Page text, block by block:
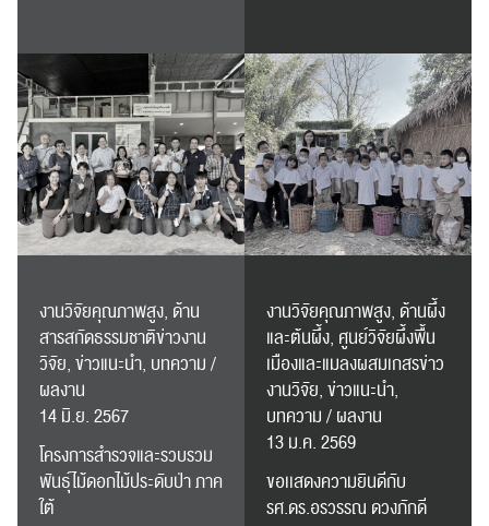
งานวิจัยคุณภาพสูง, ด้าน
สารสกัดธรรมชาติข่าวงาน
วิจัย, ข่าวแนะนำ, บทความ /
ผลงาน
14 มิ.ย. 2567
โครงการสำรวจและรวบรวม
พันธุ์ไม้ดอกไม้ประดับป่า ภาค
ใต้
งานวิจัยคุณภาพสูง, ด้านผึ้ง
และต้นผึ้ง, ศูนย์วิจัยผึ้งพื้น
เมืองและแมลงผสมเกสรข่าว
งานวิจัย, ข่าวแนะนำ,
บทความ / ผลงาน
13 ม.ค. 2569
ขอเเสดงความยินดีกับ
รศ.ดร.อรวรรณ ดวงภักดี
RC Activity